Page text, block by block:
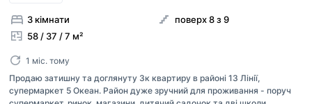
3 кімнати
58 / 37 / 7 м²
поверх 8 з 9
1 міс. тому
Продаю затишну та доглянуту 3к квартиру в районі 13 Лінії,
супермаркет 5 Океан. Район дуже зручний для проживання - поруч